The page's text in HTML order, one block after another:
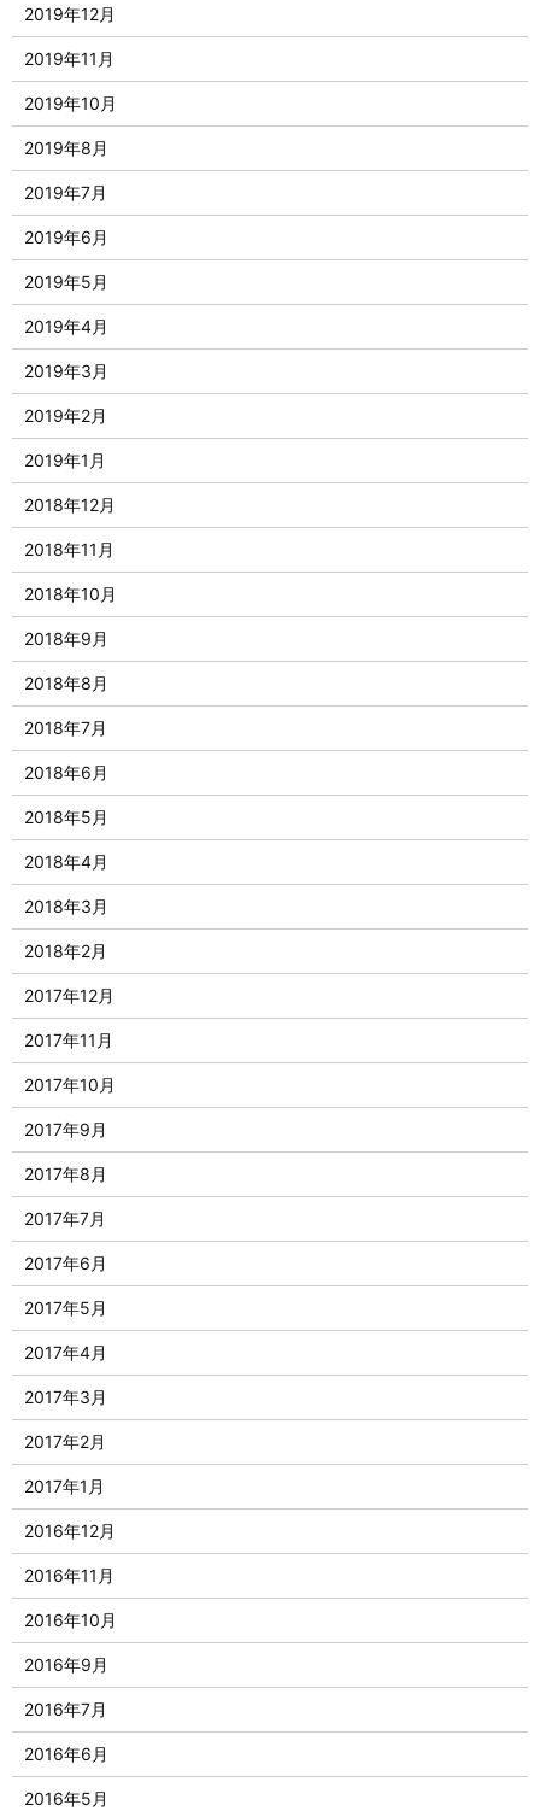
2019年12月
2019年11月
2019年10月
2019年8月
2019年7月
2019年6月
2019年5月
2019年4月
2019年3月
2019年2月
2019年1月
2018年12月
2018年11月
2018年10月
2018年9月
2018年8月
2018年7月
2018年6月
2018年5月
2018年4月
2018年3月
2018年2月
2017年12月
2017年11月
2017年10月
2017年9月
2017年8月
2017年7月
2017年6月
2017年5月
2017年4月
2017年3月
2017年2月
2017年1月
2016年12月
2016年11月
2016年10月
2016年9月
2016年7月
2016年6月
2016年5月